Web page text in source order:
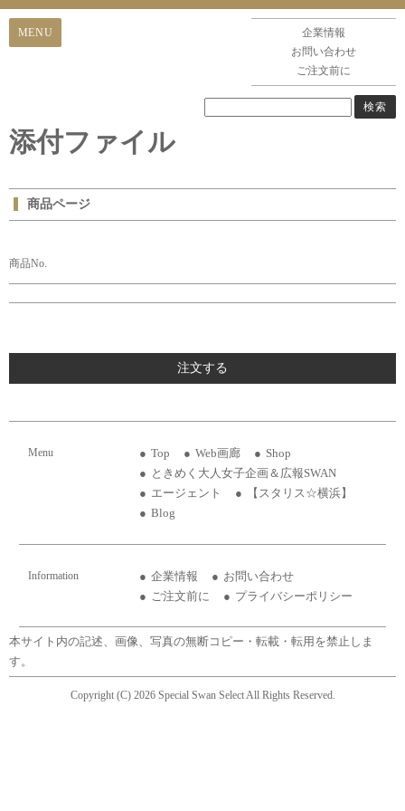
企業情報
お問い合わせ
ご注文前に
添付ファイル
商品ページ
商品No.
注文する
Menu Top Web画廊
Shop
ときめく大人女子企画＆広報SWAN
エージェント
【スタリス☆横浜】
Blog
Information 企業情報
お問い合わせ
ご注文前に
プライバシーポリシー
本サイト内の記述、画像、写真の無断コピー・転載・転用を禁止しま
す。
Copyright (C) 2026 Special Swan Select All Rights Reserved.